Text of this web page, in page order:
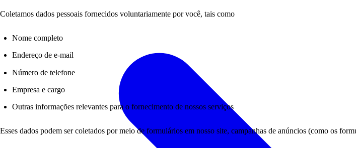
Coletamos dados pessoais fornecidos voluntariamente por você, tais como
Nome completo
Endereço de e-mail
Número de telefone
Empresa e cargo
Outras informações relevantes para o fornecimento de nossos serviços
Esses dados podem ser coletados por meio de formulários em nosso site, campanhas de anúncios (como os